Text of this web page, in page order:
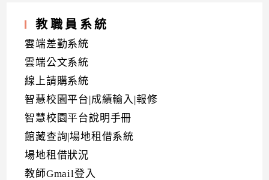
教職員系統
雲端差勤系統
雲端公文系統
線上請購系統
智慧校園平台|成績輸入|報修
智慧校園平台說明手冊
館藏查詢|場地租借系統
場地租借狀況
教師Gmail登入